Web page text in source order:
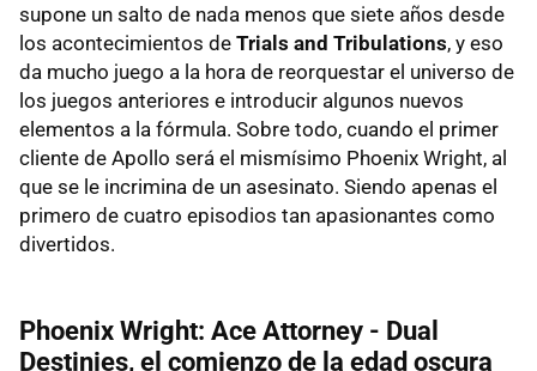
supone un salto de nada menos que siete años desde
los acontecimientos de Trials and Tribulations, y eso
da mucho juego a la hora de reorquestar el universo de
los juegos anteriores e introducir algunos nuevos
elementos a la fórmula. Sobre todo, cuando el primer
cliente de Apollo será el mismísimo Phoenix Wright, al
que se le incrimina de un asesinato. Siendo apenas el
primero de cuatro episodios tan apasionantes como
divertidos.
Phoenix Wright: Ace Attorney - Dual
Destinies, el comienzo de la edad oscura